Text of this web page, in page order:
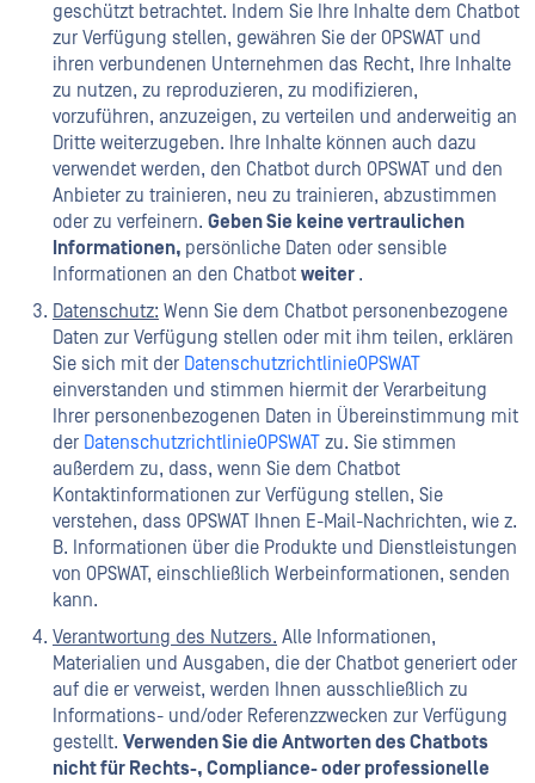
geschützt betrachtet. Indem Sie Ihre Inhalte dem Chatbot
zur Verfügung stellen, gewähren Sie der OPSWAT und
ihren verbundenen Unternehmen das Recht, Ihre Inhalte
zu nutzen, zu reproduzieren, zu modifizieren,
vorzuführen, anzuzeigen, zu verteilen und anderweitig an
Dritte weiterzugeben. Ihre Inhalte können auch dazu
verwendet werden, den Chatbot durch OPSWAT und den
Anbieter zu trainieren, neu zu trainieren, abzustimmen
oder zu verfeinern. Geben Sie keine vertraulichen
Informationen, persönliche Daten oder sensible
Informationen an den Chatbot weiter .
Datenschutz: Wenn Sie dem Chatbot personenbezogene
Daten zur Verfügung stellen oder mit ihm teilen, erklären
Sie sich mit der DatenschutzrichtlinieOPSWAT
einverstanden und stimmen hiermit der Verarbeitung
Ihrer personenbezogenen Daten in Übereinstimmung mit
der DatenschutzrichtlinieOPSWAT zu. Sie stimmen
außerdem zu, dass, wenn Sie dem Chatbot
Kontaktinformationen zur Verfügung stellen, Sie
verstehen, dass OPSWAT Ihnen E-Mail-Nachrichten, wie z.
B. Informationen über die Produkte und Dienstleistungen
von OPSWAT, einschließlich Werbeinformationen, senden
kann.
Verantwortung des Nutzers. Alle Informationen,
Materialien und Ausgaben, die der Chatbot generiert oder
auf die er verweist, werden Ihnen ausschließlich zu
Informations- und/oder Referenzzwecken zur Verfügung
gestellt. Verwenden Sie die Antworten des Chatbots
nicht für Rechts-, Compliance- oder professionelle